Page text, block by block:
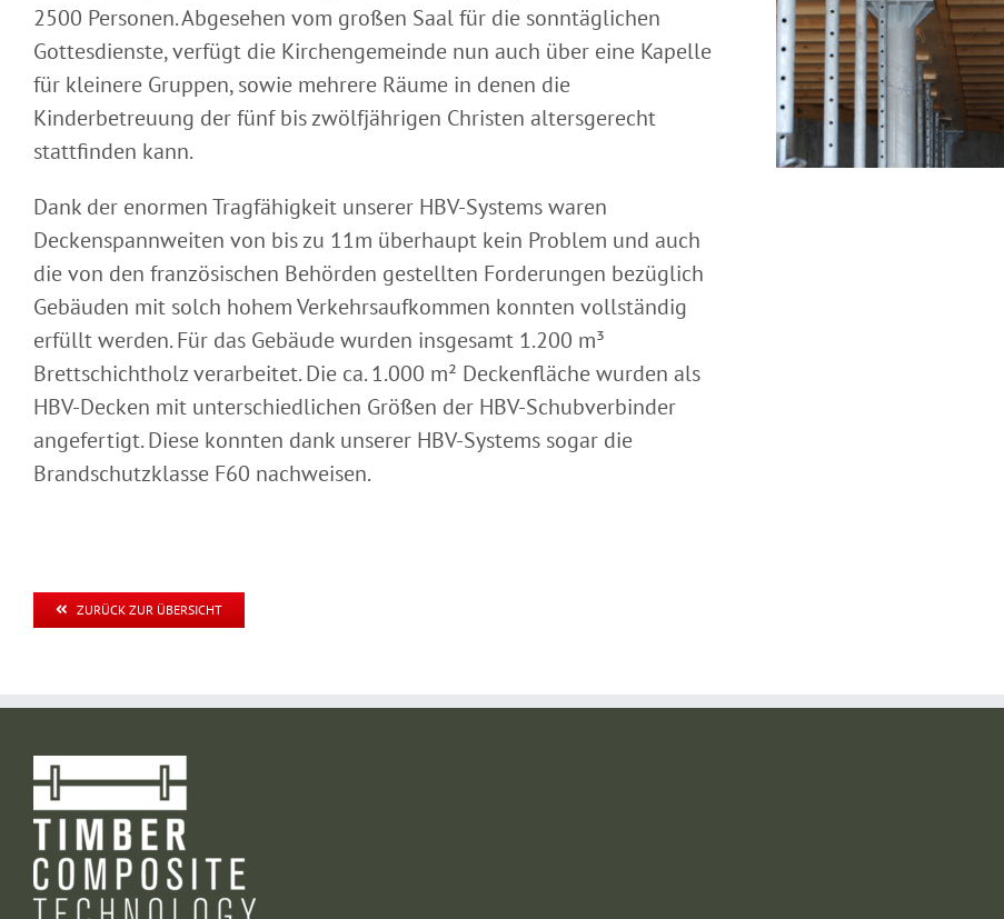
2500 Personen. Abgesehen vom großen Saal für die sonntäglichen
Gottesdienste, verfügt die Kirchengemeinde nun auch über eine Kapelle
für kleinere Gruppen, sowie mehrere Räume in denen die
Kinderbetreuung der fünf bis zwölfjährigen Christen altersgerecht
stattfinden kann.
Dank der enormen Tragfähigkeit unserer HBV-Systems waren
Deckenspannweiten von bis zu 11m überhaupt kein Problem und auch
die von den französischen Behörden gestellten Forderungen bezüglich
Gebäuden mit solch hohem Verkehrsaufkommen konnten vollständig
erfüllt werden. Für das Gebäude wurden insgesamt 1.200 m³
Brettschichtholz verarbeitet. Die ca. 1.000 m² Deckenfläche wurden als
HBV-Decken mit unterschiedlichen Größen der HBV-Schubverbinder
angefertigt. Diese konnten dank unserer HBV-Systems sogar die
Brandschutzklasse F60 nachweisen.
ZURÜCK ZUR ÜBERSICHT